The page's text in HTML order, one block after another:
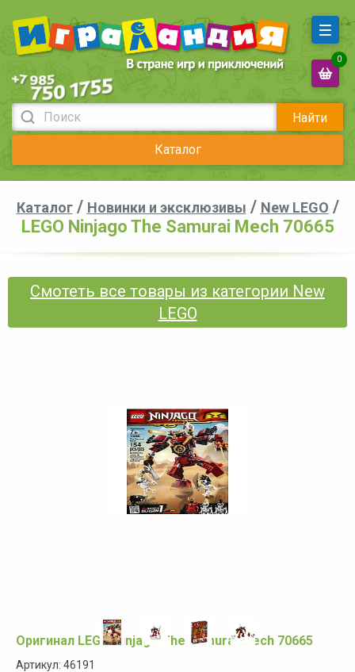
Найти
Каталог
0
Каталог/ Новинки и эксклюзивы / New LEGO /
LEGO Ninjago The Samurai Mech 70665
Смотеть все товары из категории New
LEGO
Оригинал LEGO Ninjago The Samurai Mech 70665
Артикул: 46191